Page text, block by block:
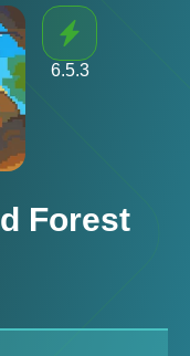
6.5.3
Forest